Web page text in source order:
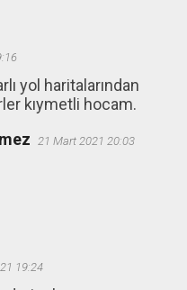
yol haritalarından
kıymetli hocam.
21 Mart 2021 20:03
19:24